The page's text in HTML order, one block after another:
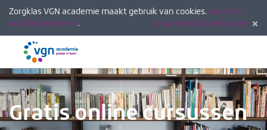
Zorgklas VGN academie maakt gebruik van cookies. Lees hier
wat dat betekent. Deze melding verbergen
Menu
Gratis online cursussen